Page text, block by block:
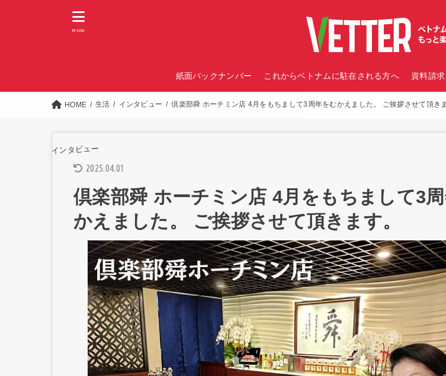
紙面バックナンバー これからベトナムに駐在される方へ 資料請求
MENU
HOME 生活 インタビュー 倶楽部舜 ホーチミン店 4月をもちまして3周年をむかえました。 ご挨拶させて頂きま
インタビュー
2025.04.01
倶楽部舜 ホーチミン店 4月をもちまして3
かえました。 ご挨拶させて頂きます。